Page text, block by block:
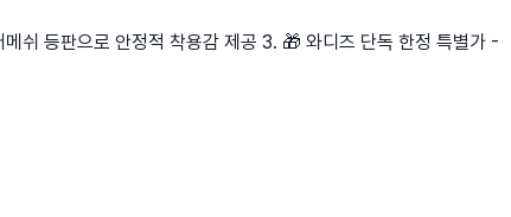
쉬 등판으로 안정적 착용감 제공 3. 🎁 와디즈 단독 한정 특별가 -